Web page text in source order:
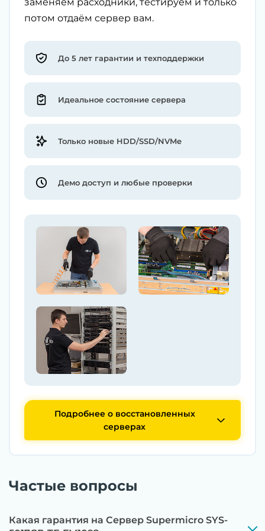
потом отдаём сервер вам.
До 5 лет гарантии и техподдержки
Идеальное состояние сервера
Только новые HDD/SSD/NVMe
Демо доступ и любые проверки
Подробнее о восстановленных
серверах
Частые вопросы
Какая гарантия на Сервер Supermicro SYS-